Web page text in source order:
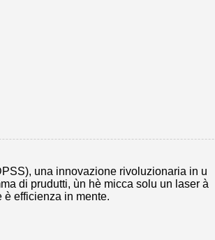
una innovazione rivoluzionaria in u
di prudutti, ùn hè micca solu un laser à
efficienza in mente.